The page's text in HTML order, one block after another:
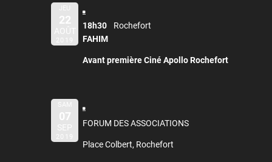
JEU
22
AOÛT
2019
18h30
Rochefort
FAHIM
Avant première Ciné Apollo Rochefort
SAM
07
SEP
2019
FORUM DES ASSOCIATIONS
Place Colbert, Rochefort